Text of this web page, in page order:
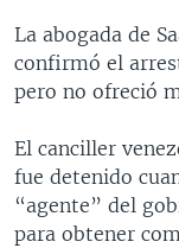
La abogada de
confirmó el
pero no ofreció
El canciller
fue detenido
“agente” del
para obtener